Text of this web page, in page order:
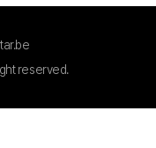
reserved.